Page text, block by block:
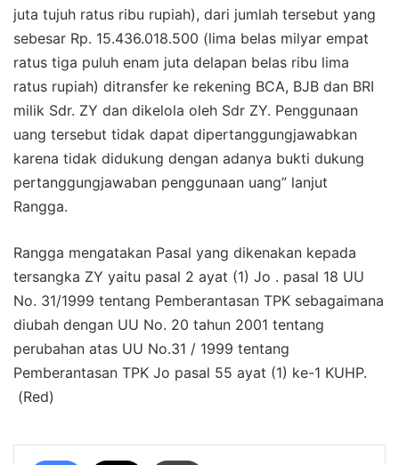
juta tujuh ratus ribu rupiah), dari jumlah tersebut yang
sebesar Rp. 15.436.018.500 (lima belas milyar empat
ratus tiga puluh enam juta delapan belas ribu lima
ratus rupiah) ditransfer ke rekening BCA, BJB dan BRI
milik Sdr. ZY dan dikelola oleh Sdr ZY. Penggunaan
uang tersebut tidak dapat dipertanggungjawabkan
karena tidak didukung dengan adanya bukti dukung
pertanggungjawaban penggunaan uang” lanjut
Rangga.
Rangga mengatakan Pasal yang dikenakan kepada
tersangka ZY yaitu pasal 2 ayat (1) Jo . pasal 18 UU
No. 31/1999 tentang Pemberantasan TPK sebagaimana
diubah dengan UU No. 20 tahun 2001 tentang
perubahan atas UU No.31 / 1999 tentang
Pemberantasan TPK Jo pasal 55 ayat (1) ke-1 KUHP.
(Red)